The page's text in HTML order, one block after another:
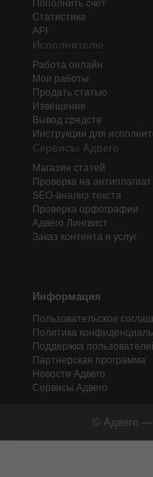
Пополнить счёт
Статистика
API
Исполнителю
Работа онлайн
Мои работы
Продать статью
Извещения
Вывод средств
Инструкции для
Сервисы Адвего
Магазин статей
Проверка на антиплагиат
SEO-анализ текста
Проверка орфографии
Адвего Лингвист
Заказ контента и услуг
Информация
Пользовательское
Политика
Поддержка
Партнерская программа
Новости Адвего
Сервисы Адвего
© Адвего —